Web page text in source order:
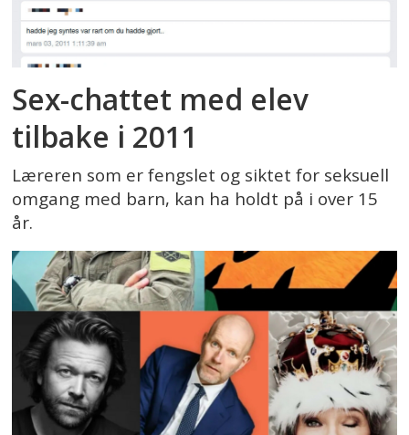
Sex-chattet med elev
tilbake i 2011
Læreren som er fengslet og siktet for seksuell
omgang med barn, kan ha holdt på i over 15
år.